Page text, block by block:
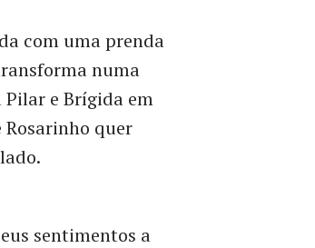
com uma prenda
numa
e Brígida em
Rosarinho quer
sentimentos a